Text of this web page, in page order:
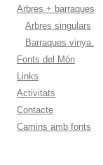
Arbres + barraques
Arbres singulars
Barraques vinya.
Fonts del Món
Links
Activitats
Contacte
Camins amb fonts